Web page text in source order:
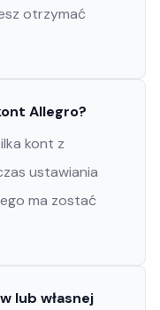
otrzymać
Allegro?
kont z
ustawiania
ma zostać
lub własnej